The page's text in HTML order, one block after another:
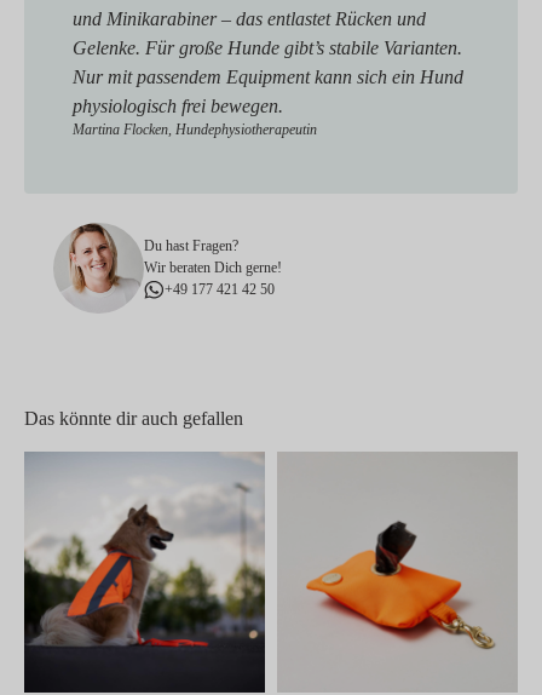
und Minikarabiner – das entlastet Rücken und
Gelenke. Für große Hunde gibt’s stabile Varianten.
Nur mit passendem Equipment kann sich ein Hund
physiologisch frei bewegen.
Martina Flocken, Hundephysiotherapeutin
Du hast Fragen?
Wir beraten Dich gerne!
+49 177 421 42 50
Das könnte dir auch gefallen